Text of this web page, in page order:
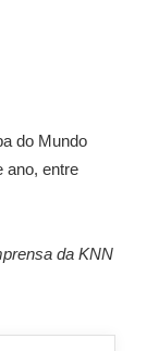
do Mundo
ano, entre
da KNN